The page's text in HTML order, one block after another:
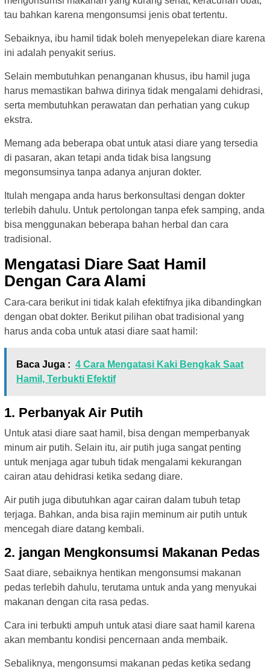
tau bahkan karena mengonsumsi jenis obat tertentu.
Sebaiknya, ibu hamil tidak boleh menyepelekan diare karena
ini adalah penyakit serius.
Selain membutuhkan penanganan khusus, ibu hamil juga
harus memastikan bahwa dirinya tidak mengalami dehidrasi,
serta membutuhkan perawatan dan perhatian yang cukup
ekstra.
Memang ada beberapa obat untuk atasi diare yang tersedia
di pasaran, akan tetapi anda tidak bisa langsung
megonsumsinya tanpa adanya anjuran dokter.
Itulah mengapa anda harus berkonsultasi dengan dokter
terlebih dahulu. Untuk pertolongan tanpa efek samping, anda
bisa menggunakan beberapa bahan herbal dan cara
tradisional.
Mengatasi Diare Saat Hamil
Dengan Cara Alami
Cara-cara berikut ini tidak kalah efektifnya jika dibandingkan
dengan obat dokter. Berikut pilihan obat tradisional yang
harus anda coba untuk atasi diare saat hamil:
Baca Juga : 4 Cara Mengatasi Kaki Bengkak Saat
Hamil, Terbukti Efektif
1. Perbanyak Air Putih
Untuk atasi diare saat hamil, bisa dengan memperbanyak
minum air putih. Selain itu, air putih juga sangat penting
untuk menjaga agar tubuh tidak mengalami kekurangan
cairan atau dehidrasi ketika sedang diare.
Air putih juga dibutuhkan agar cairan dalam tubuh tetap
terjaga. Bahkan, anda bisa rajin meminum air putih untuk
mencegah diare datang kembali.
2. jangan Mengkonsumsi Makanan Pedas
Saat diare, sebaiknya hentikan mengonsumsi makanan
pedas terlebih dahulu, terutama untuk anda yang menyukai
makanan dengan cita rasa pedas.
Cara ini terbukti ampuh untuk atasi diare saat hamil karena
akan membantu kondisi pencernaan anda membaik.
Sebaliknya, mengonsumsi makanan pedas ketika sedang